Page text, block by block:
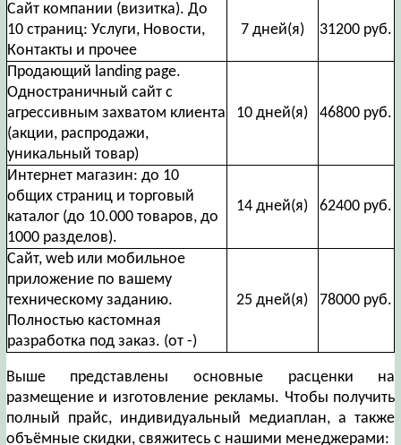
Сайт компании (визитка). До
10 страниц: Услуги, Новости,
Контакты и прочее
7 дней(я) 31200 руб.
Продающий landing page.
Одностраничный сайт с
агрессивным захватом клиента
(акции, распродажи,
уникальный товар)
10 дней(я) 46800 руб.
Интернет магазин: до 10
общих страниц и торговый
каталог (до 10.000 товаров, до
1000 разделов).
14 дней(я) 62400 руб.
Сайт, web или мобильное
приложение по вашему
техническому заданию.
Полностью кастомная
разработка под заказ. (от -)
25 дней(я) 78000 руб.
Выше представлены основные расценки на
размещение и изготовление рекламы. Чтобы получить
полный прайс, индивидуальный медиаплан, а также
объёмные скидки, свяжитесь с нашими менеджерами: